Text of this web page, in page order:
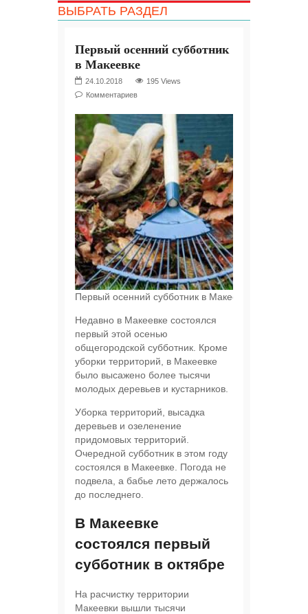
ВЫБРАТЬ РАЗДЕЛ
Первый осенний субботник
в Макеевке
24.10.2018
195 Views
Комментариев
Первый осенний субботник в Макеевке
Недавно в Макеевке состоялся
первый этой осенью
общегородской субботник. Кроме
уборки территорий, в Макеевке
было высажено более тысячи
молодых деревьев и кустарников.
Уборка территорий, высадка
деревьев и озеленение
придомовых территорий.
Очередной субботник в этом году
состоялся в Макеевке. Погода не
подвела, а бабье лето держалось
до последнего.
В Макеевке
состоялся первый
субботник в октябре
На расчистку территории
Макеевки вышли тысячи